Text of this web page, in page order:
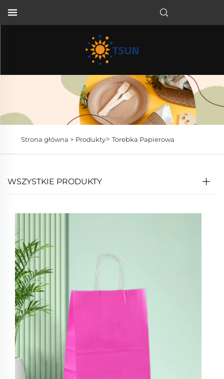
Strona główna > Produkty> Torebka Papierowa
WSZYSTKIE PRODUKTY